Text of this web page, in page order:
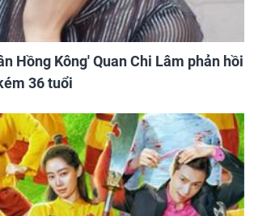
Hồng Kông' Quan Chi Lâm phản hồi
36 tuổi